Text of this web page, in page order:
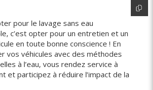
pour le lavage sans eau
c’est opter pour un entretien et un
en toute bonne conscience ! En
vos véhicules avec des méthodes
à l’eau, vous rendez service à
et participez à réduire l’impact de la